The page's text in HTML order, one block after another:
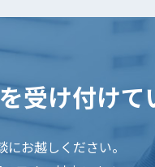
受け付けて
お越しください。